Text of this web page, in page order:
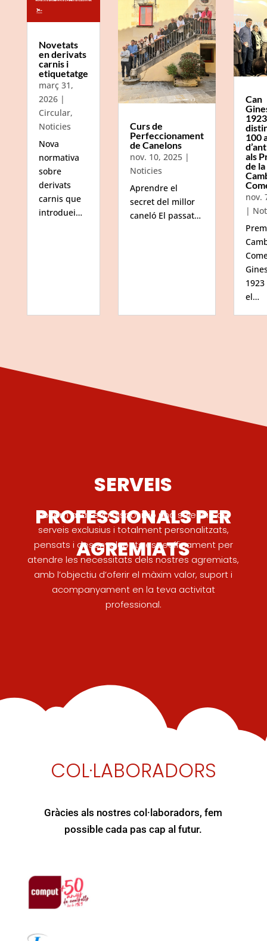
Novetats
en derivats
carnis i
etiquetatge
març 31,
2026|
Circular,
Noticies
Nova
normativa
sobre
derivats
carnis que
introduei…
Curs de
Perfeccionament
de Canelons
nov. 10, 2025|
Noticies
Aprendre el
secret del millor
caneló El passat…
Can
100
als
de la
nov.
|
el…
SERVEIS
PROFESSIONALS PER
AGREMIATS
Posem a la teva disposició una selecció de
serveis exclusius i totalment personalitzats,
pensats i desenvolupats específicament per
atendre les necessitats dels nostres agremiats,
amb l’objectiu d’oferir el màxim valor, suport i
acompanyament en la teva activitat
professional.
COL·LABORADORS
Gràcies als nostres col·laboradors, fem
possible cada pas cap al futur.